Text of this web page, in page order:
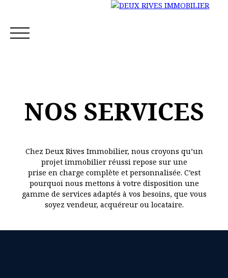
Estimation
NOS SERVICES
Chez Deux Rives Immobilier, nous croyons qu’un
projet immobilier réussi repose sur une
prise en charge complète et personnalisée. C’est
pourquoi nous mettons à votre disposition une
gamme de services adaptés à vos besoins, que vous
soyez vendeur, acquéreur ou locataire.